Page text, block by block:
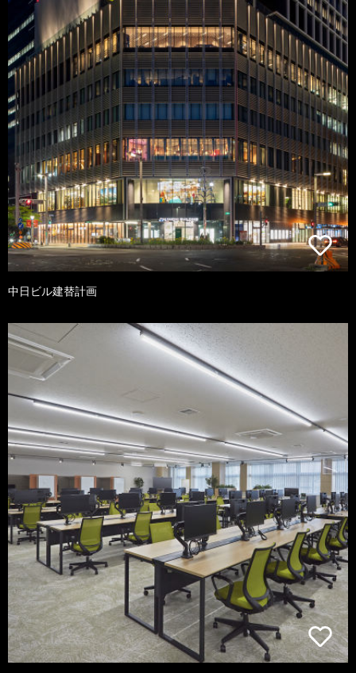
中日ビル建替計画